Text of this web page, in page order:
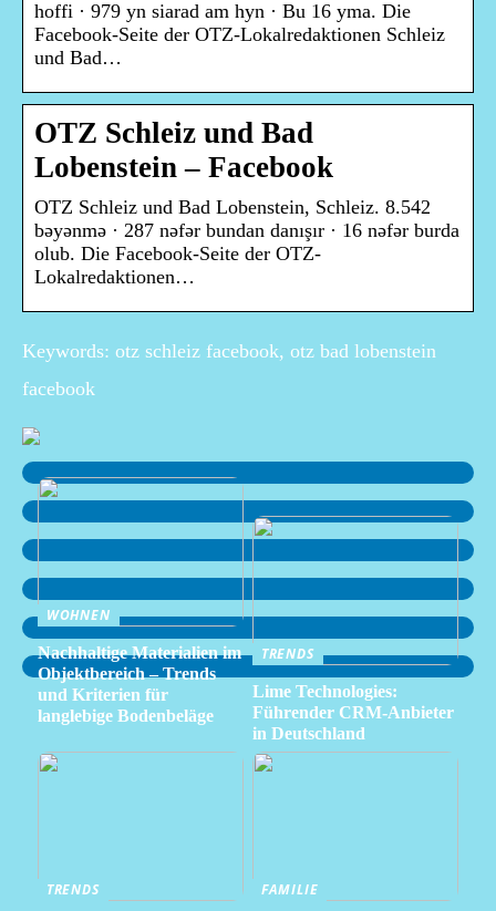
hoffi · 979 yn siarad am hyn · Bu 16 yma. Die
Facebook-Seite der OTZ-Lokalredaktionen Schleiz
und Bad…
OTZ Schleiz und Bad
Lobenstein – Facebook
OTZ Schleiz und Bad Lobenstein, Schleiz. 8.542
bəyənmə · 287 nəfər bundan danışır · 16 nəfər burda
olub. Die Facebook-Seite der OTZ-
Lokalredaktionen…
Keywords: otz schleiz facebook, otz bad lobenstein
facebook
WOHNEN
Nachhaltige Materialien im
Objektbereich – Trends
und Kriterien für
langlebige Bodenbeläge
TRENDS
Lime Technologies:
Führender CRM-Anbieter
in Deutschland
TRENDS
FAMILIE